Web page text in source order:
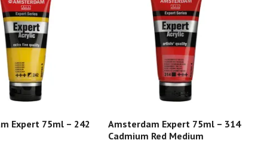
Expert 75ml – 242
Amsterdam Expert 75ml – 314
Cadmium Red Medium